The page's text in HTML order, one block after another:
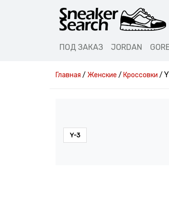
ПОД ЗАКАЗ JORDAN
Главная / Женские / Кроссовки /
Y-3